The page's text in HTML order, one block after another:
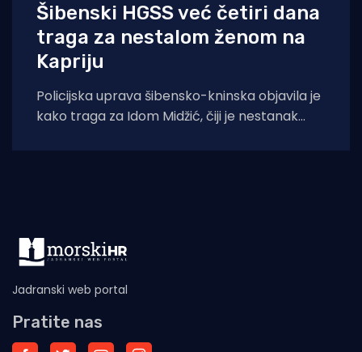
Šibenski HGSS već četiri dana
traga za nestalom ženom na
Kapriju
Policijska uprava šibensko-kninska objavila je
kako traga za Idom Midžić, čiji je nestanak
Jadranski web portal
Pratite nas